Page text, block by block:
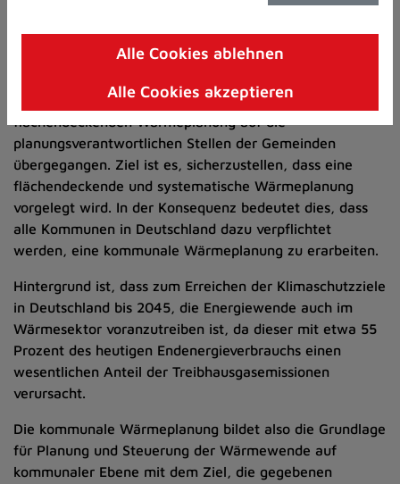
8)
I)
Mit dem Gesetz zur Einführung einer Kommunalen
19.12.2024 in Kraft getreten ist, ist die Pflicht zur
flächendeckenden Wärmeplanung auf die
planungsverantwortlichen Stellen der Gemeinden
übergegangen. Ziel ist es, sicherzustellen, dass eine
flächendeckende und systematische Wärmeplanung
vorgelegt wird. In der Konsequenz bedeutet dies, dass
alle Kommunen in Deutschland dazu verpflichtet
werden, eine kommunale Wärmeplanung zu erarbeiten.
Hintergrund ist, dass zum Erreichen der Klimaschutzziele
in Deutschland bis 2045, die Energiewende auch im
Wärmesektor voranzutreiben ist, da dieser mit etwa 55
Prozent des heutigen Endenergieverbrauchs einen
wesentlichen Anteil der Treibhausgasemissionen
verursacht.
Die kommunale Wärmeplanung bildet also die Grundlage
für Planung und Steuerung der Wärmewende auf
kommunaler Ebene mit dem Ziel, die gegebenen
Alle Cookies ablehnen
Alle Cookies akzeptieren